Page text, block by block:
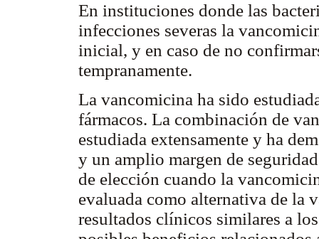
En instituciones donde las
infecciones severas la
inicial, y en caso de no
tempranamente.
La vancomicina ha sido
fármacos. La combinación de
estudiada extensamente y ha
y un amplio margen de
de elección cuando la
evaluada como alternativa de la
resultados clínicos similares a